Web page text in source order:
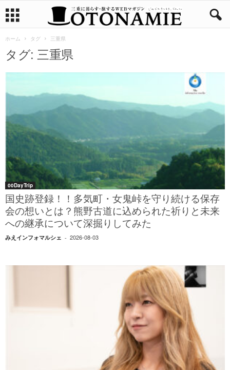
ホーム タグ 三重県
タグ: 三重県
00DayTrip
国史跡登録！！多気町・女鬼峠を守り続ける保存
会の想いとは？熊野古道に込められた祈りと未来
への継承について深掘りしてみた
みえインフォマルシェ - 2026-08-03